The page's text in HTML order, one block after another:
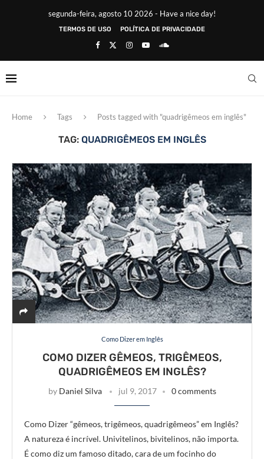
segunda-feira, agosto 10 2026 - Have a nice day!
TERMOS DE USO POLÍTICA DE PRIVACIDADE
Home Tags Posts tagged with "quadrigêmeos em inglês"
TAG: QUADRIGÊMEOS EM INGLÊS
Como Dizer em Inglês
COMO DIZER GÊMEOS, TRIGÊMEOS,
QUADRIGÊMEOS EM INGLÊS?
by Daniel Silva jul 9, 2017 0 comments
Como Dizer “gêmeos, trigêmeos, quadrigêmeos” em Inglês?
A natureza é incrível. Univitelinos, bivitelinos, não importa.
É como diz um famoso ditado, cara de um focinho do